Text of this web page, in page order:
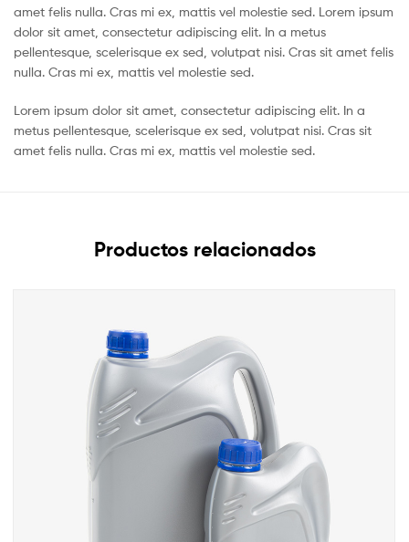
amet felis nulla. Cras mi ex, mattis vel molestie sed. Lorem ipsum
dolor sit amet, consectetur adipiscing elit. In a metus
pellentesque, scelerisque ex sed, volutpat nisi. Cras sit amet felis
nulla. Cras mi ex, mattis vel molestie sed.
Lorem ipsum dolor sit amet, consectetur adipiscing elit. In a
metus pellentesque, scelerisque ex sed, volutpat nisi. Cras sit
amet felis nulla. Cras mi ex, mattis vel molestie sed.
Productos relacionados